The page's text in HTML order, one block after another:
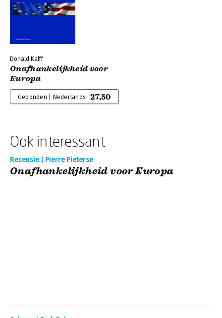
Donald Kalff
Onafhankelijkheid voor
Europa
Gebonden | Nederlands 27,50
Ook interessant
Recensie | Pierre Pieterse
Onafhankelijkheid voor Europa